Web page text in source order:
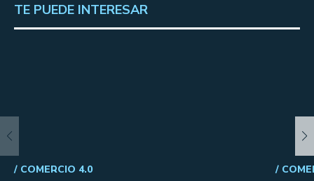
TE PUEDE INTERESAR
/ COMERCIO 4.0 /